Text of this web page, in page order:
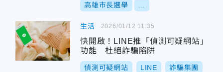
高雄市長選舉
生活
快開啟！LINE推「偵測可疑網站」
功能 杜絕詐騙陷阱
偵測可疑網站 LINE 詐騙集團
2026/01/12 11:35